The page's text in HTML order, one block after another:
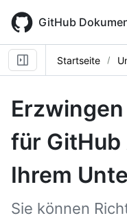
main
content
GitHub
Startseite
für
Ihrem
Sie können